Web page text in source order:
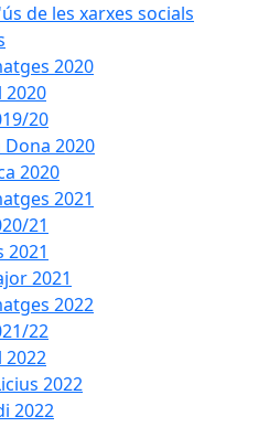
de les xarxes socials
2020
2020
20
Dona 2020
2020
2021
21
2021
2021
2022
22
2022
2022
2022